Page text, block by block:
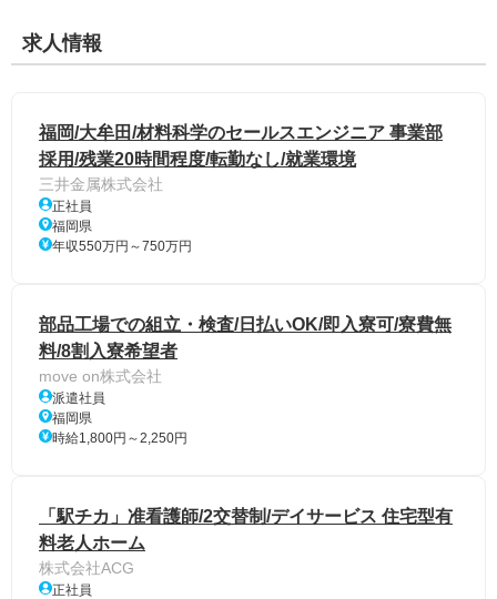
求人情報
福岡/大牟田/材料科学のセールスエンジニア 事業部
採用/残業20時間程度/転勤なし/就業環境
三井金属株式会社
正社員
福岡県
年収550万円～750万円
部品工場での組立・検査/日払いOK/即入寮可/寮費無
料/8割入寮希望者
move on株式会社
派遣社員
福岡県
時給1,800円～2,250円
「駅チカ」准看護師/2交替制/デイサービス 住宅型有
料老人ホーム
株式会社ACG
正社員